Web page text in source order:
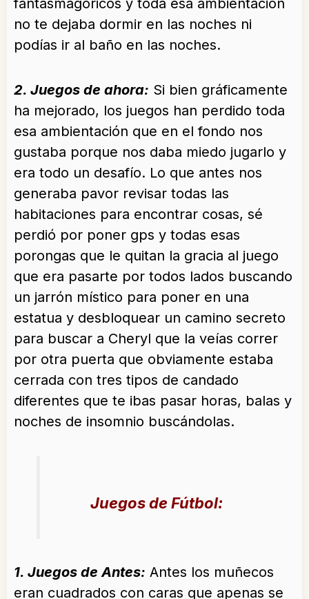
fantasmagóricos y toda esa ambientación
no te dejaba dormir en las noches ni
podías ir al baño en las noches.
2. Juegos de ahora: Si bien gráficamente
ha mejorado, los juegos han perdido toda
esa ambientación que en el fondo nos
gustaba porque nos daba miedo jugarlo y
era todo un desafío. Lo que antes nos
generaba pavor revisar todas las
habitaciones para encontrar cosas, sé
perdió por poner gps y todas esas
porongas que le quitan la gracia al juego
que era pasarte por todos lados buscando
un jarrón místico para poner en una
estatua y desbloquear un camino secreto
para buscar a Cheryl que la veías correr
por otra puerta que obviamente estaba
cerrada con tres tipos de candado
diferentes que te ibas pasar horas, balas y
noches de insomnio buscándolas.
Juegos de Fútbol:
1. Juegos de Antes: Antes los muñecos
eran cuadrados con caras que apenas se